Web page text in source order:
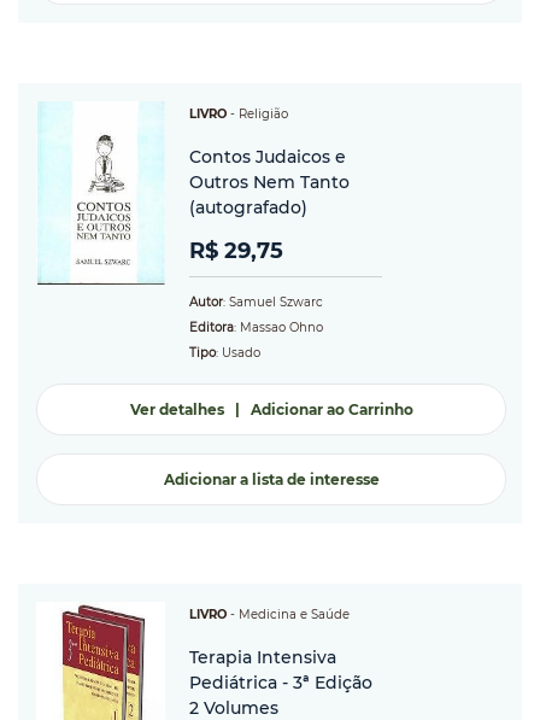
LIVRO - Religião
Contos Judaicos e
Outros Nem Tanto
(autografado)
R$ 29,75
Autor: Samuel Szwarc
Editora: Massao Ohno
Tipo: Usado
Ver detalhes| Adicionar ao Carrinho
Adicionar a lista de interesse
LIVRO - Medicina e Saúde
Terapia Intensiva
Pediátrica - 3ª Edição
2 Volumes